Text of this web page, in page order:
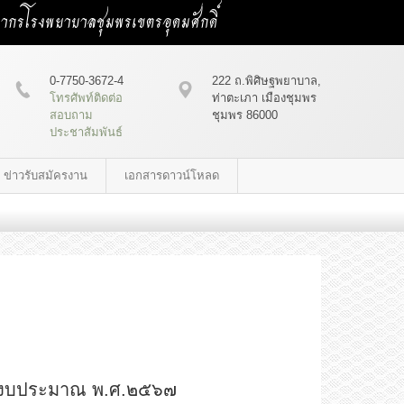
รโรงพยาบาลชุมพรเขตรอุดมศักดิ์
222 ถ.พิศิษฐพยาบาล,
ท่าตะเภา เมืองชุมพร
ชุมพร 86000
0-7750-3672-4
โทรศัพท์ติดต่อ
สอบถาม
ประชาสัมพันธ์
ข่าวรับสมัครงาน เอกสารดาวน์โหลด
บประมาณ พ.ศ.๒๕๖๗